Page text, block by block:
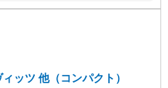
ッツ 他（コンパクト）